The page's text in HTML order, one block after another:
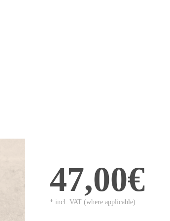
47,00€
* incl. VAT (where applicable)